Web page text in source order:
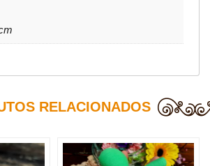
RELACIONADOS